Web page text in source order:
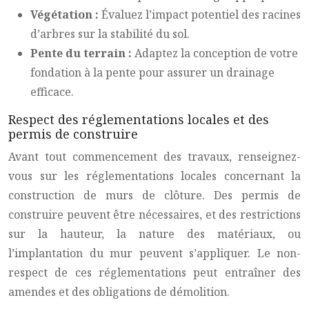
Végétation : Évaluez l’impact potentiel des racines
d’arbres sur la stabilité du sol.
Pente du terrain : Adaptez la conception de votre
fondation à la pente pour assurer un drainage
efficace.
Respect des réglementations locales et des
permis de construire
Avant tout commencement des travaux, renseignez-
vous sur les réglementations locales concernant la
construction de murs de clôture. Des permis de
construire peuvent être nécessaires, et des restrictions
sur la hauteur, la nature des matériaux, ou
l’implantation du mur peuvent s’appliquer. Le non-
respect de ces réglementations peut entraîner des
amendes et des obligations de démolition.